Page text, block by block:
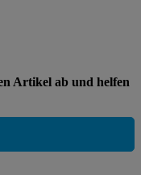
Artikel ab und helfen